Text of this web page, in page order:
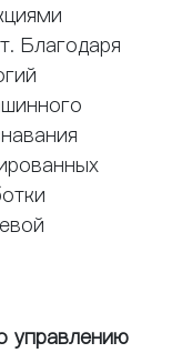
Благодаря
управлению